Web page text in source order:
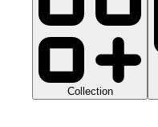
Collection